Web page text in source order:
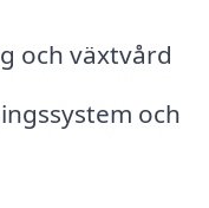
och växtvård
och